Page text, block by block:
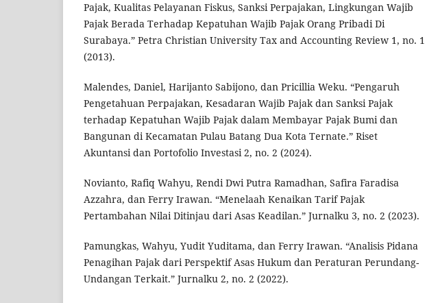
Pajak, Kualitas Pelayanan Fiskus, Sanksi Perpajakan, Lingkungan Wajib
Pajak Berada Terhadap Kepatuhan Wajib Pajak Orang Pribadi Di
Surabaya.” Petra Christian University Tax and Accounting Review 1, no. 1
(2013).
Malendes, Daniel, Harijanto Sabijono, dan Pricillia Weku. “Pengaruh
Pengetahuan Perpajakan, Kesadaran Wajib Pajak dan Sanksi Pajak
terhadap Kepatuhan Wajib Pajak dalam Membayar Pajak Bumi dan
Bangunan di Kecamatan Pulau Batang Dua Kota Ternate.” Riset
Akuntansi dan Portofolio Investasi 2, no. 2 (2024).
Novianto, Rafiq Wahyu, Rendi Dwi Putra Ramadhan, Safira Faradisa
Azzahra, dan Ferry Irawan. “Menelaah Kenaikan Tarif Pajak
Pertambahan Nilai Ditinjau dari Asas Keadilan.” Jurnalku 3, no. 2 (2023).
Pamungkas, Wahyu, Yudit Yuditama, dan Ferry Irawan. “Analisis Pidana
Penagihan Pajak dari Perspektif Asas Hukum dan Peraturan Perundang-
Undangan Terkait.” Jurnalku 2, no. 2 (2022).